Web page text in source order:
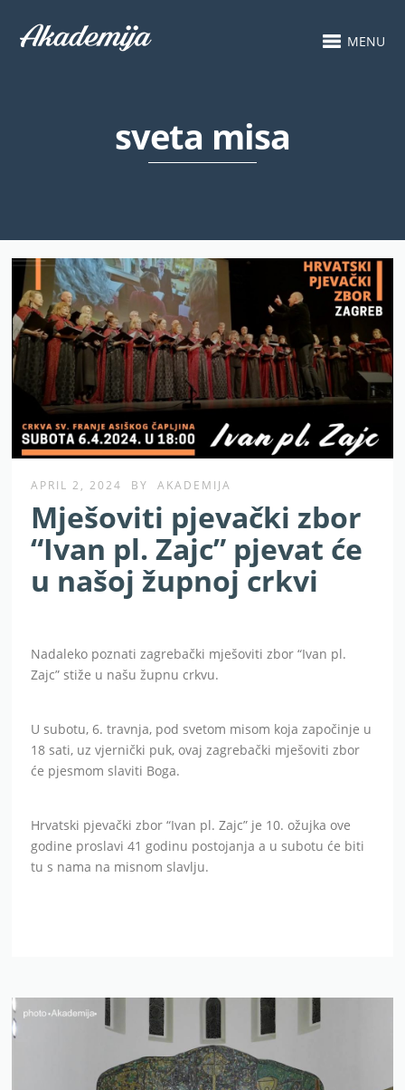
MENU
sveta misa
APRIL 2, 2024 BY AKADEMIJA
Mješoviti pjevački zbor
“Ivan pl. Zajc” pjevat će
u našoj župnoj crkvi
Nadaleko poznati zagrebački mješoviti zbor “Ivan pl.
Zajc” stiže u našu župnu crkvu.
U subotu, 6. travnja, pod svetom misom koja započinje u
18 sati, uz vjernički puk, ovaj zagrebački mješoviti zbor
će pjesmom slaviti Boga.
Hrvatski pjevački zbor “Ivan pl. Zajc” je 10. ožujka ove
godine proslavi 41 godinu postojanja a u subotu će biti
tu s nama na misnom slavlju.